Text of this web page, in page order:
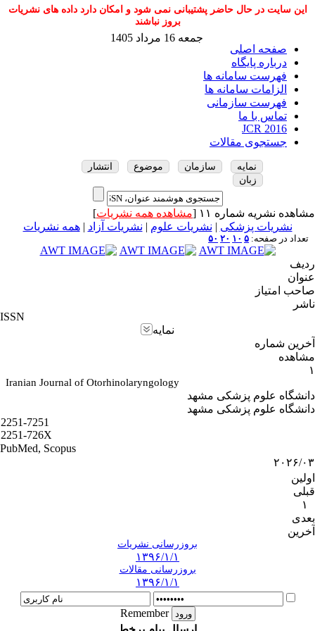
این سایت در حال حاضر پشتیبانی نمی شود و امکان دارد داده های نشریات
بروز نباشند
صفحه اصلی
درباره پایگاه
فهرست سامانه ها
الزامات سامانه ها
فهرست سازمانی
تماس با ما
JCR 2016
جستجوی مقالات
جمعه 16 مرداد 1405
نمایه سازمان موضوع
انتشار
زبان
مشاهده نشریه شماره ۱۱ [ مشاهده همه نشریات]
نشریات پزشکی | نشریات علوم | نشریات آزاد |همه نشریات
تعداد در صفحه: ۵ ۱۰ ۲۰ ۵۰
ردیف
عنوان
صاحب امتیاز
ناشر
ISSN
نمایه
آخرین شماره
مشاهده
۱
Iranian Journal of Otorhinolaryngology
دانشگاه علوم پزشکی مشهد
دانشگاه علوم پزشکی مشهد
2251-7251
2251-726X
PubMed, Scopus
۲۰۲۶/۰۳
اولین
قبلی
۱
بعدی
آخرین
بروزرسانی نشریات
۱۳۹۶/۱/۱
بروزرسانی مقالات
۱۳۹۶/۱/۱
Remember